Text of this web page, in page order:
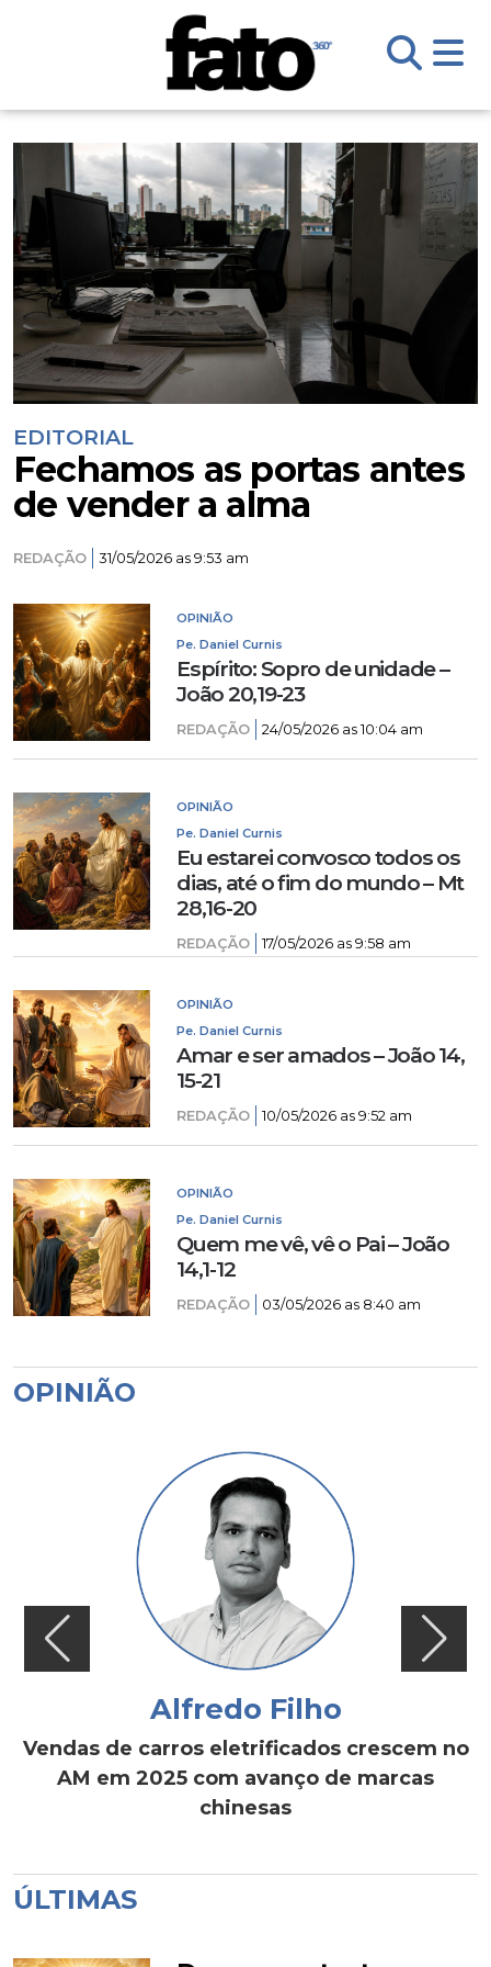
EDITORIAL
Fechamos as portas antes
de vender a alma
REDAÇÃO 31/05/2026 as 9:53 am
OPINIÃO
Pe. Daniel Curnis
Espírito: Sopro de unidade –
João 20,19-23
REDAÇÃO 24/05/2026 as 10:04 am
OPINIÃO
Pe. Daniel Curnis
Eu estarei convosco todos os
dias, até o fim do mundo – Mt
28,16-20
REDAÇÃO 17/05/2026 as 9:58 am
OPINIÃO
Pe. Daniel Curnis
Amar e ser amados – João 14,
15-21
REDAÇÃO 10/05/2026 as 9:52 am
OPINIÃO
Pe. Daniel Curnis
Quem me vê, vê o Pai – João
14,1-12
REDAÇÃO 03/05/2026 as 8:40 am
OPINIÃO
Alfredo Filho
Vendas de carros eletrificados crescem no
AM em 2025 com avanço de marcas
chinesas
ÚLTIMAS